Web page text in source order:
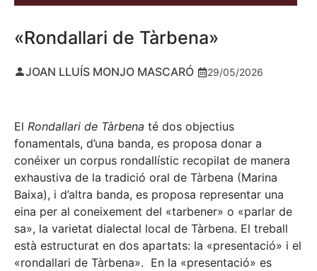
«Rondallari de Tàrbena»
JOAN LLUÍS MONJO MASCARÓ 29/05/2026
El Rondallari de Tàrbena té dos objectius
fonamentals, d’una banda, es proposa donar a
conéixer un corpus rondallístic recopilat de manera
exhaustiva de la tradició oral de Tàrbena (Marina
Baixa), i d’altra banda, es proposa representar una
eina per al coneixement del «tarbener» o «parlar de
sa», la varietat dialectal local de Tàrbena. El treball
està estructurat en dos apartats: la «presentació» i el
«rondallari de Tàrbena». En la «presentació» es